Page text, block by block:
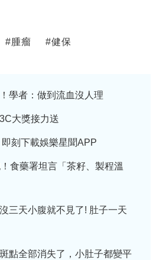
#腫瘤 #健保
學者：做到流血沒人理
大獎接力送
刻下載娛樂星聞APP
食藥署坦言「茶籽、製程溫
三天小腹就不見了! 肚子一天
點全部消失了，小肚子都變平